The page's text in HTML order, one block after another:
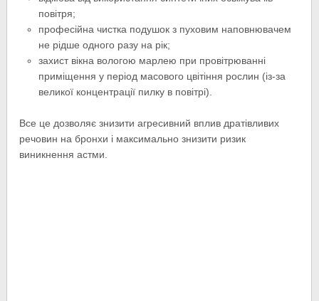
повітря;
професійна чистка подушок з пуховим наповнювачем
не рідше одного разу на рік;
захист вікна вологою марлею при провітрюванні
приміщення у період масового цвітіння рослин (із-за
великої концентрації пилку в повітрі).
Все це дозволяє знизити агресивний вплив дратівливих
речовин на бронхи і максимально знизити ризик
виникнення астми.